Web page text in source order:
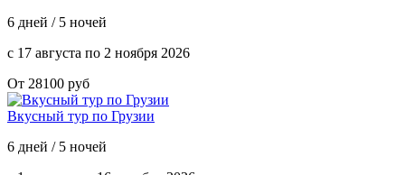
6 дней / 5 ночей
с 17 августа по 2 ноября 2026
От 28100 руб
Вкусный тур по Грузии
6 дней / 5 ночей